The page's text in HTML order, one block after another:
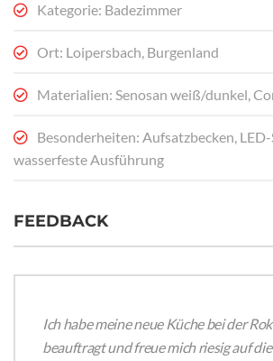
Kategorie: Badezimmer
Ort: Loipersbach, Burgenland
Materialien: Senosan weiß/dunkel,
Besonderheiten: Aufsatzbecken, LED-
wasserfeste Ausführung
FEEDBACK
Ich habe meine neue Küche bei der
beauftragt und freue mich riesig auf